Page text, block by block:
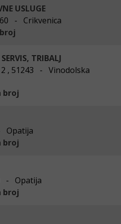
USLUGE
- Crikvenica
TRIBALJ
, 51243 - Vinodolska
broj
Opatija
broj
- Opatija
broj